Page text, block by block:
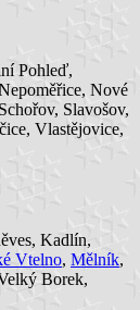
Pohleď,
Nové
Slavošov,
Vlastějovice,
Kadlín,
Vtelno, Mělník,
Borek,